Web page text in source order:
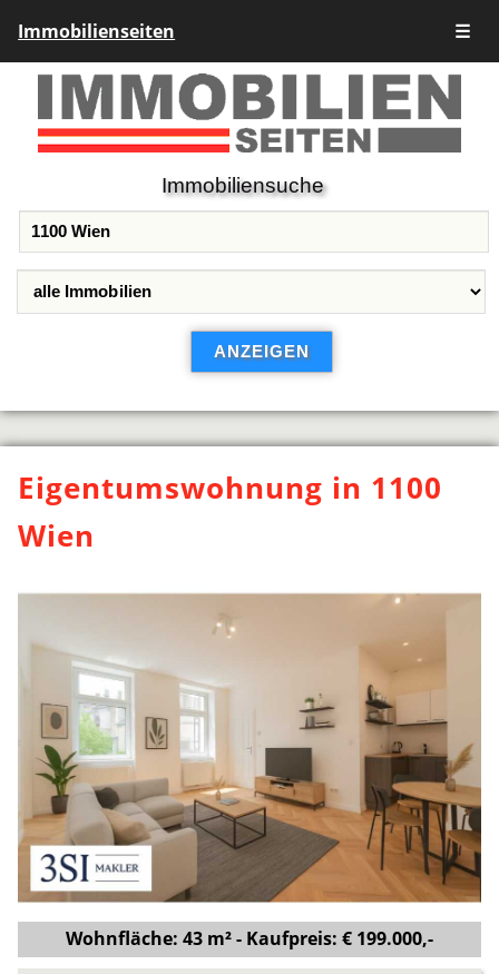
Immobilienseiten ☰
Immobiliensuche
Eigentumswohnung in 1100
Wien
Wohnfläche: 43 m² - Kaufpreis: € 199.000,-